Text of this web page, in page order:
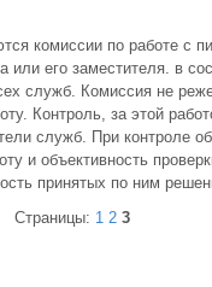
комиссии по работе с
или его заместителя. в
служб. Комиссия не
Контроль, за этой
служб. При контроле
и объективность
принятых по ним
Страницы: 1 2 3